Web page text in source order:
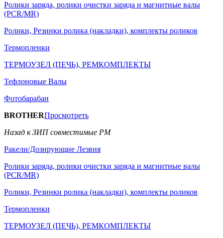
Ролики заряда, ролики очистки заряда и магнитные валы
(PCR/MR)
Ролики, Резинки ролика (накладки), комплекты роликов
Термопленки
ТЕРМОУЗЕЛ (ПЕЧЬ), РЕМКОМПЛЕКТЫ
Тефлоновые Валы
Фотобарабан
BROTHERПросмотреть
Назад к ЗИП совместимые РМ
Ракели/Дозирующие Лезвия
Ролики заряда, ролики очистки заряда и магнитные валы
(PCR/MR)
Ролики, Резинки ролика (накладки), комплекты роликов
Термопленки
ТЕРМОУЗЕЛ (ПЕЧЬ), РЕМКОМПЛЕКТЫ